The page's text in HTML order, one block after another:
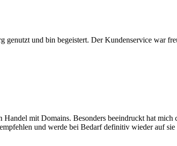
genutzt und bin begeistert. Der Kundenservice war
mit Domains. Besonders beeindruckt hat
und werde bei Bedarf definitiv wieder auf